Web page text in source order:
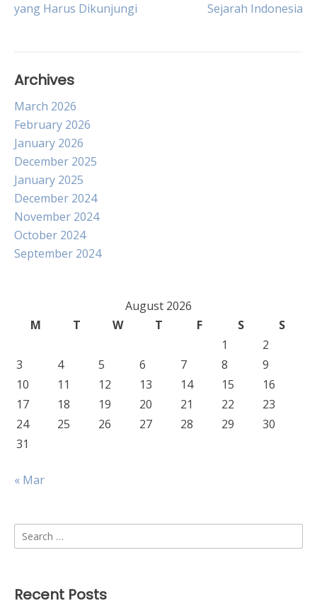
navigation
yang Harus Dikunjungi
Sejarah Indonesia
Archives
March 2026
February 2026
January 2026
December 2025
January 2025
December 2024
November 2024
October 2024
September 2024
August 2026
M
T W T F S
S
1
2
3
4 5 6 7 8
9
10
11 12 13 14 15
16
17
18 19 20 21 22
23
24
25 26 27 28 29
30
31
« Mar
Search
for:
Recent Posts